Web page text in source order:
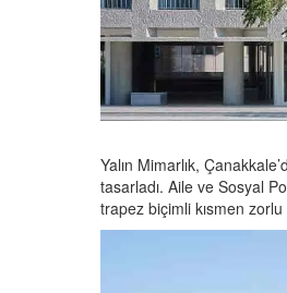
Yalın Mimarlık,
tasarladı. Aile ve Sosyal
trapez biçimli kısmen